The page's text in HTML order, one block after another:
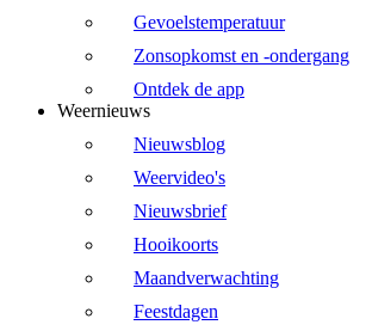
Gevoelstemperatuur
Zonsopkomst en -ondergang
Ontdek de app
Weernieuws
Nieuwsblog
Weervideo's
Nieuwsbrief
Hooikoorts
Maandverwachting
Feestdagen